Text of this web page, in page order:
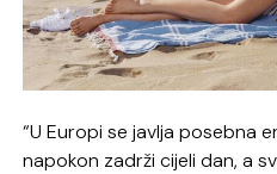
“U Europi se javlja posebna
napokon zadrži cijeli dan, a